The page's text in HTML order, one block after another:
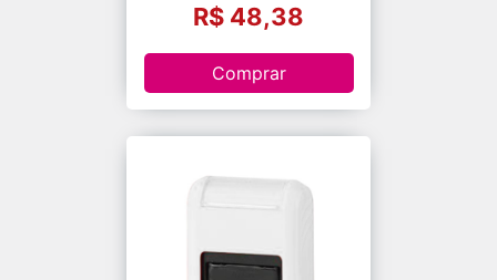
R$ 48,38
Comprar